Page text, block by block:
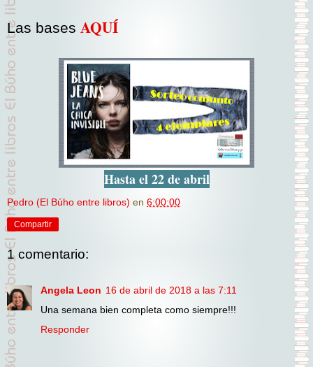
Las bases AQUÍ
Hasta el 22 de abril
Pedro (El Búho entre libros) en 6:00:00
Compartir
1 comentario:
Angela Leon 16 de abril de 2018 a las 7:11
Una semana bien completa como siempre!!!
Responder